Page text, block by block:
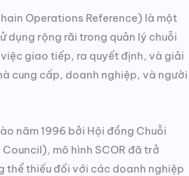
Operations Reference) là một
dụng rộng rãi trong quản lý chuỗi
giao tiếp, ra quyết định, và giải
cung cấp, doanh nghiệp, và người
năm 1996 bởi Hội đồng Chuỗi
mô hình SCOR đã trở
thể thiếu đối với các doanh nghiệp